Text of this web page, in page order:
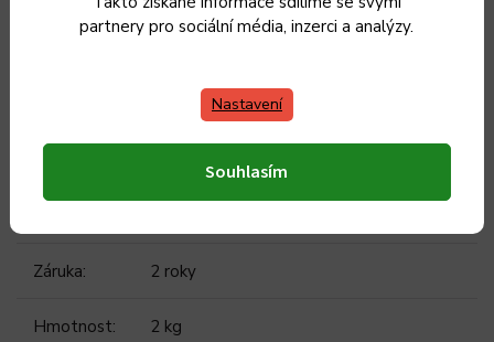
partnery pro sociální média, inzerci a analýzy.
Nastavení
Souhlasím
SSM 9410SS
Doplňkové parametry
Záruka: 2 roky
Hmotnost: 2 kg